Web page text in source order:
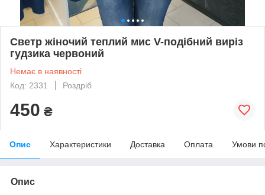
Светр жіночий теплий мис V-подібний виріз
гудзика червоний
Немає в наявності
Код: 2331
Роздріб
450 ₴
Опис Характеристики Доставка Оплата Умови
Опис